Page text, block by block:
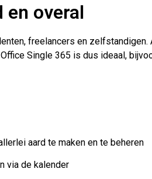
en overal
freelancers en
Single 365 is dus ideaal,
aard te maken en te beheren
via de kalender